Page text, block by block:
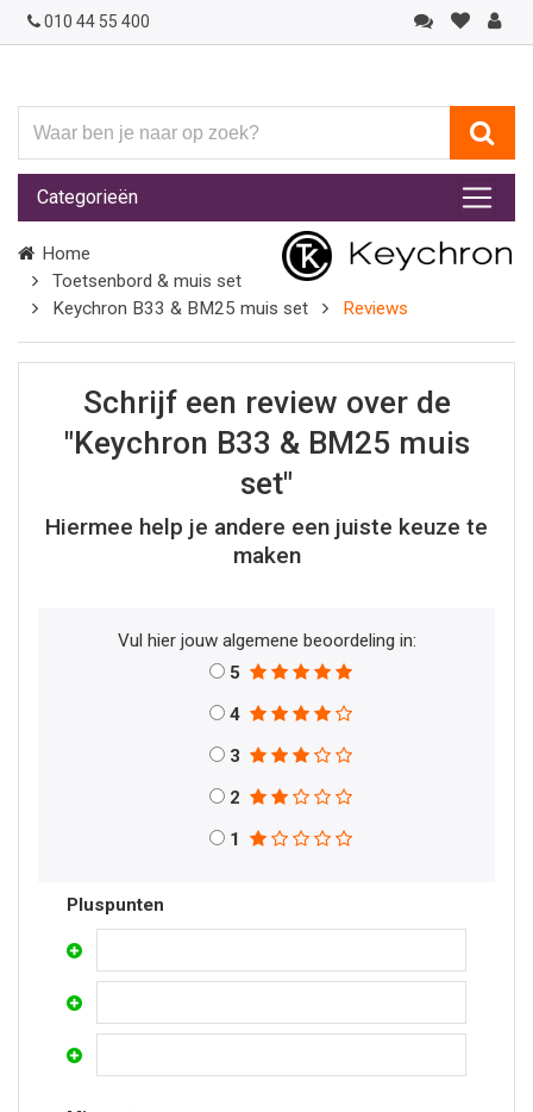
010 44 55 400
ben
je
naar
op
zoek?
Categorieën
Home
Toetsenbord & muis set
Keychron B33 & BM25 muis set
Reviews
Schrijf een review over de
"Keychron B33 & BM25 muis
set"
Hiermee help je andere een juiste keuze te
maken
Vul hier jouw algemene beoordeling in:
5
4
3
2
1
Pluspunten